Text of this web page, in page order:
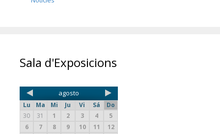
Sala d'Exposicions
agosto
Lu Ma Mi Ju Vi Sá
Do
30
31 1 2 3 4
5
6
7 8 9 10 11
12